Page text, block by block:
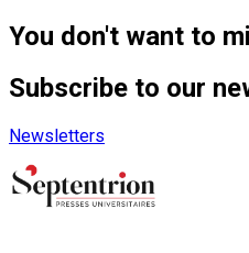
You don't want to
Subscribe to our
Newsletters